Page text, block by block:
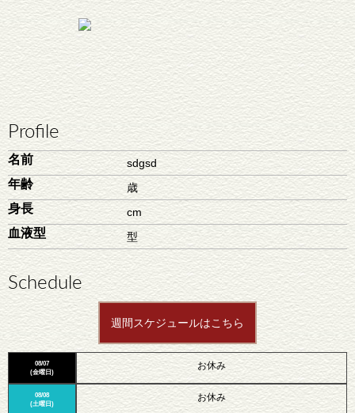
Profile
名前 sdgsd
年齢 歳
身長 cm
血液型 型
Schedule
週間スケジュールはこちら
08/07
(金曜日)
08/08
(土曜日)
お休み
お休み